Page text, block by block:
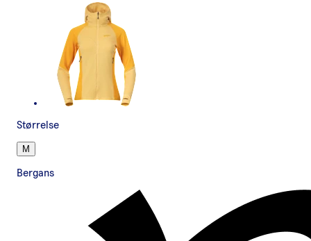
Størrelse
M
Bergans